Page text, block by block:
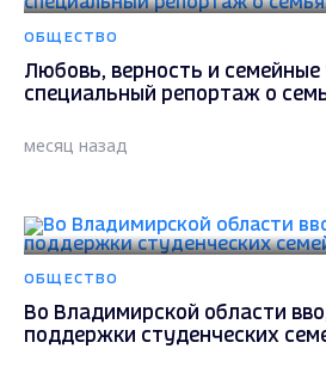
ОБЩЕСТВО
Любовь, верность и семейные
специальный репортаж о
месяц назад
ОБЩЕСТВО
Во Владимирской области
поддержки студенческих